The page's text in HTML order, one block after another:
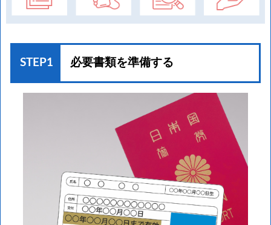
STEP1 必要書類を準備する